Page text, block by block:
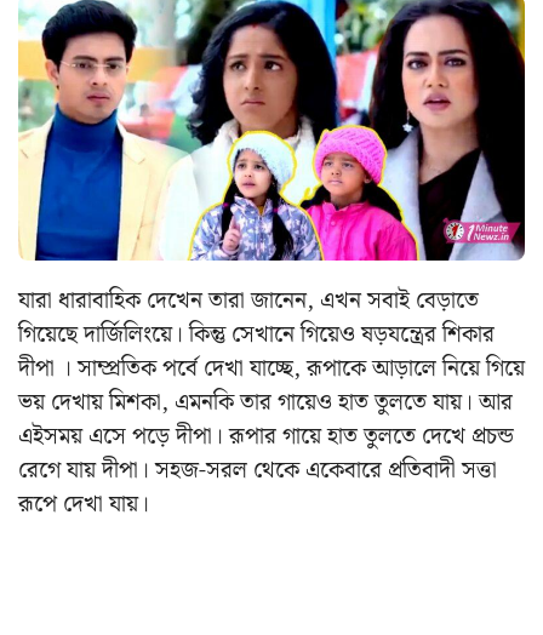
যারা ধারাবাহিক দেখেন তারা জানেন, এখন সবাই বেড়াতে
গিয়েছে দার্জিলিংয়ে। কিন্তু সেখানে গিয়েও ষড়যন্ত্রের শিকার
দীপা । সাম্প্রতিক পর্বে দেখা যাচ্ছে, রূপাকে আড়ালে নিয়ে গিয়ে
ভয় দেখায় মিশকা, এমনকি তার গায়েও হাত তুলতে যায়। আর
এইসময় এসে পড়ে দীপা। রূপার গায়ে হাত তুলতে দেখে প্রচন্ড
রেগে যায় দীপা। সহজ-সরল থেকে একেবারে প্রতিবাদী সত্তা
রূপে দেখা যায়।